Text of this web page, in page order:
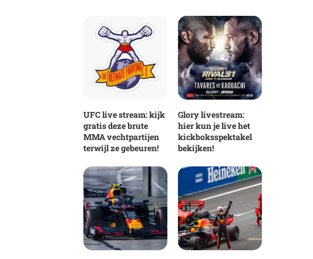
UFC live stream: kijk
gratis deze brute
MMA vechtpartijen
terwijl ze gebeuren!
Glory livestream:
hier kun je live het
kickboksspektakel
bekijken!